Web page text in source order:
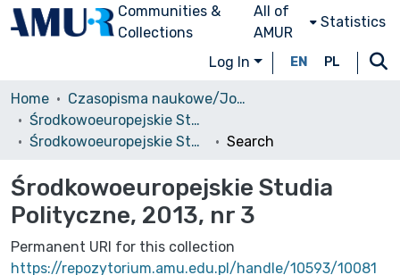
Communities &
Collections
All of
AMUR
Statistics
Log In EN PL
Home
Czasopisma naukowe/Journals
Środkowoeuropejskie Studia Polityczne i Medioznawcze
Środkowoeuropejskie Studia Polityczne, 2013, nr 3
Search
Środkowoeuropejskie Studia
Polityczne, 2013, nr 3
Permanent URI for this collection
https://repozytorium.amu.edu.pl/handle/10593/10081